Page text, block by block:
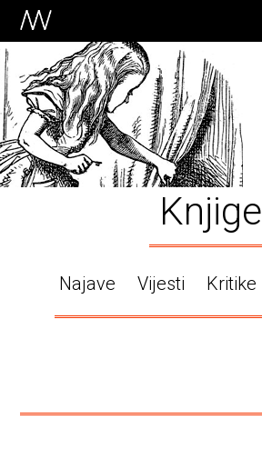
Knjige
Najave Vijesti Kritike